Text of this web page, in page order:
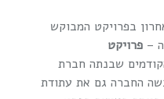
בפרויקט המבוקש
– פרויקט
שבנתה חברת
החברה גם את עתודת